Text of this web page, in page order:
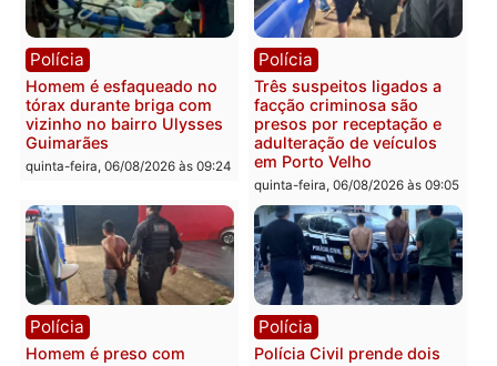
quinta-feira, 06/08/2026 às
Polícia
Policiais militares
recuperam moto furtada e
prendem trio na zona
Leste
quinta-feira, 06/08/2026 às 09:28
Polícia
Jovem é encontrado
na Rua dos Cravos e
é investigado pela
em RO
quinta-feira, 06/08/2026 às